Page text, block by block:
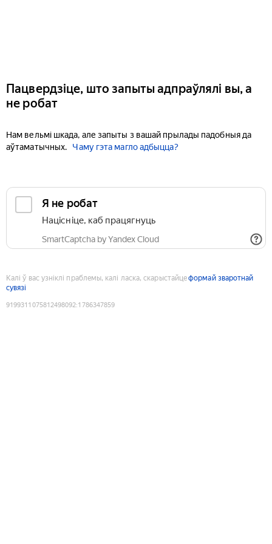
Пацвердзіце, што запыты адпраўлялі вы, а
не робат
Нам вельмі шкада, але запыты з вашай прылады падобныя да
аўтаматычных.
Чаму гэта магло адбыцца?
Я не робат
Націсніце, каб працягнуць
SmartCaptcha by Yandex Cloud
Калі ў вас узніклі праблемы, калі ласка, скарыстайцеформай зваротнай
сувязі
9199311075812498092:1786347859